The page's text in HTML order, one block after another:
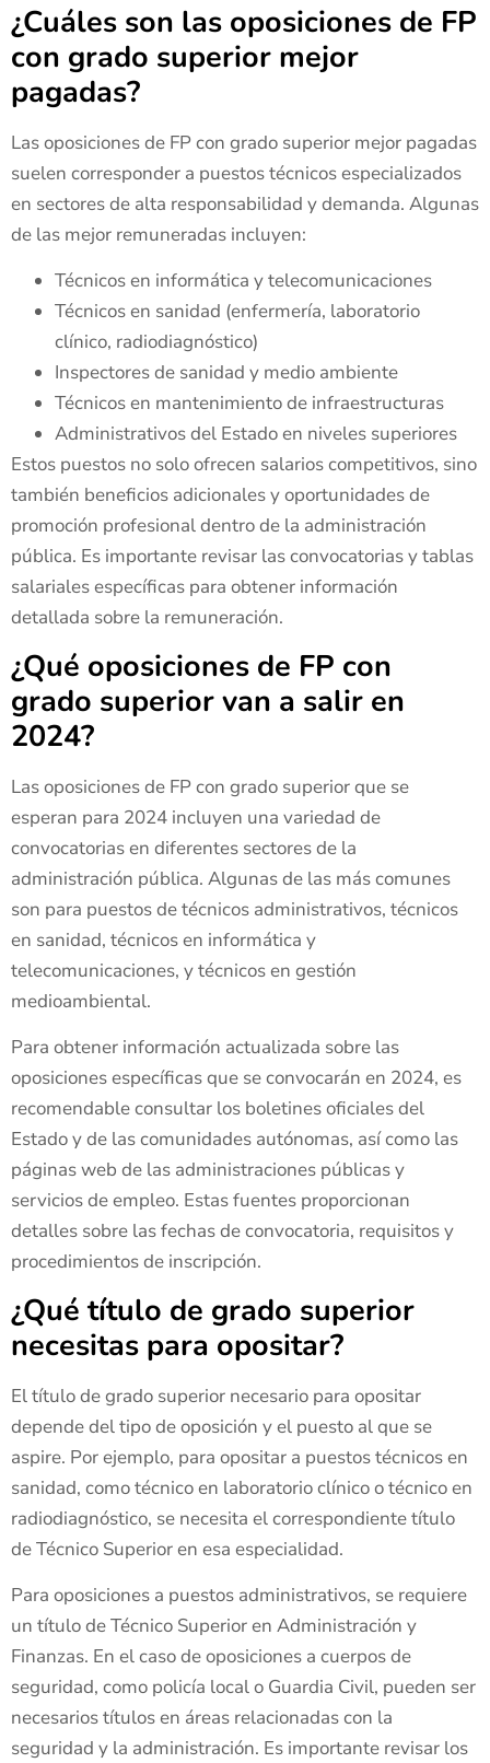
¿Cuáles son las oposiciones de FP
con grado superior mejor
pagadas?
Las oposiciones de FP con grado superior mejor pagadas
suelen corresponder a puestos técnicos especializados
en sectores de alta responsabilidad y demanda. Algunas
de las mejor remuneradas incluyen:
Técnicos en informática y telecomunicaciones
Técnicos en sanidad (enfermería, laboratorio
clínico, radiodiagnóstico)
Inspectores de sanidad y medio ambiente
Técnicos en mantenimiento de infraestructuras
Administrativos del Estado en niveles superiores
Estos puestos no solo ofrecen salarios competitivos, sino
también beneficios adicionales y oportunidades de
promoción profesional dentro de la administración
pública. Es importante revisar las convocatorias y tablas
salariales específicas para obtener información
detallada sobre la remuneración.
¿Qué oposiciones de FP con
grado superior van a salir en
2024?
Las oposiciones de FP con grado superior que se
esperan para 2024 incluyen una variedad de
convocatorias en diferentes sectores de la
administración pública. Algunas de las más comunes
son para puestos de técnicos administrativos, técnicos
en sanidad, técnicos en informática y
telecomunicaciones, y técnicos en gestión
medioambiental.
Para obtener información actualizada sobre las
oposiciones específicas que se convocarán en 2024, es
recomendable consultar los boletines oficiales del
Estado y de las comunidades autónomas, así como las
páginas web de las administraciones públicas y
servicios de empleo. Estas fuentes proporcionan
detalles sobre las fechas de convocatoria, requisitos y
procedimientos de inscripción.
¿Qué título de grado superior
necesitas para opositar?
El título de grado superior necesario para opositar
depende del tipo de oposición y el puesto al que se
aspire. Por ejemplo, para opositar a puestos técnicos en
sanidad, como técnico en laboratorio clínico o técnico en
radiodiagnóstico, se necesita el correspondiente título
de Técnico Superior en esa especialidad.
Para oposiciones a puestos administrativos, se requiere
un título de Técnico Superior en Administración y
Finanzas. En el caso de oposiciones a cuerpos de
seguridad, como policía local o Guardia Civil, pueden ser
necesarios títulos en áreas relacionadas con la
seguridad y la administración. Es importante revisar los